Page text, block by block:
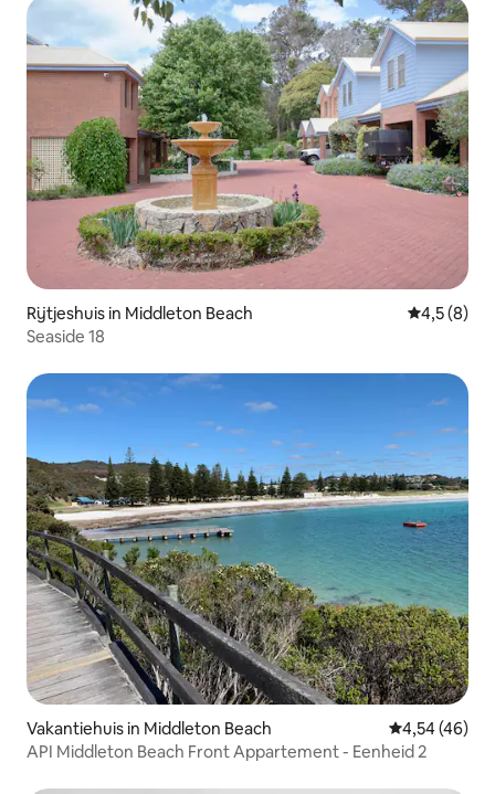
Rijtjeshuis in Middleton Beach
4,5 (8)
Seaside 18
Vakantiehuis in Middleton Beach Gemiddelde
4,54 (46)
API Middleton Beach Front Appartement - Eenheid 2